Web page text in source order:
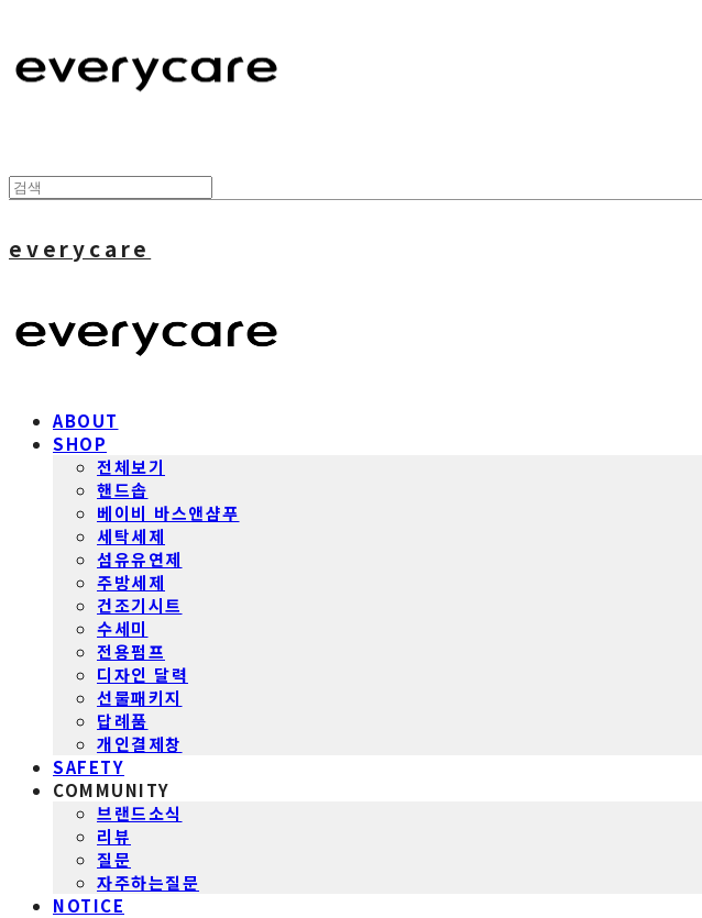
everycare
ABOUT
SHOP
전체보기
핸드솝
베이비 바스앤샴푸
세탁세제
섬유유연제
주방세제
건조기시트
수세미
전용펌프
디자인 달력
선물패키지
답례품
개인결제창
SAFETY
COMMUNITY
브랜드소식
리뷰
질문
자주하는질문
NOTICE